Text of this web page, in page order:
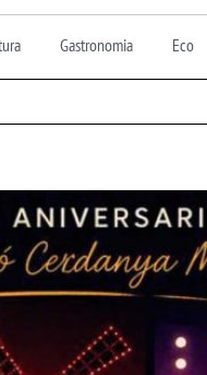
Gastronomia Eco